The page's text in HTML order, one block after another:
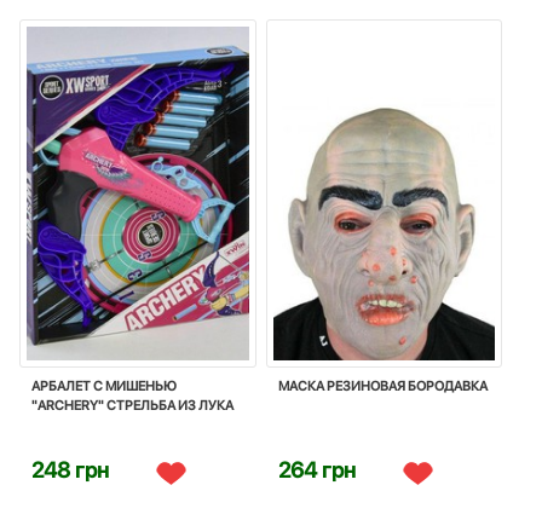
АРБАЛЕТ С МИШЕНЬЮ
"ARCHERY" СТРЕЛЬБА ИЗ ЛУКА
248 грн
МАСКА РЕЗИНОВАЯ БОРОДАВКА
264 грн